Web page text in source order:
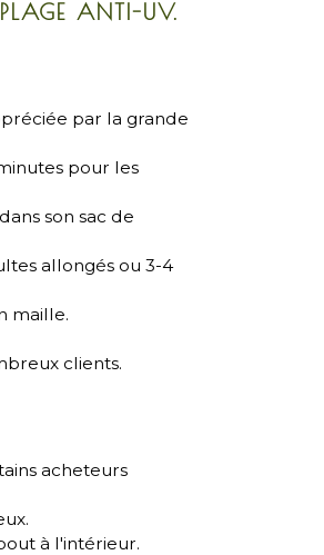
ANTI-UV.
par la grande
pour les
son sac de
allongés ou 3-4
maille.
clients.
acheteurs
à l'intérieur.